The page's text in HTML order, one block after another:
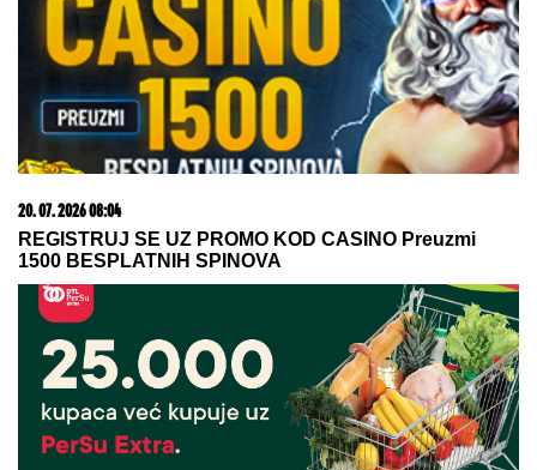
20. 07. 2026 08:04
REGISTRUJ SE UZ PROMO KOD CASINO Preuzmi
1500 BESPLATNIH SPINOVA